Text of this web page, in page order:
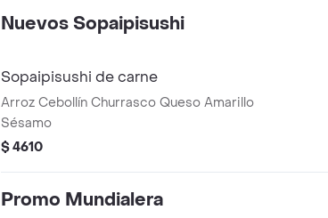
Nuevos Sopaipisushi
Sopaipisushi de carne
Arroz Cebollín Churrasco Queso Amarillo
Sésamo
$ 4610
Promo Mundialera